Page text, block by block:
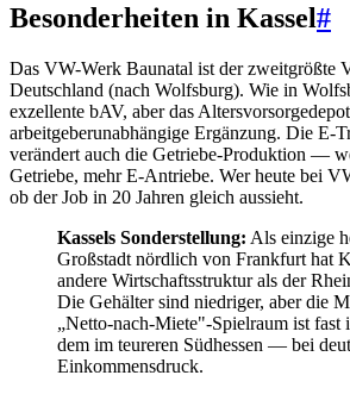
Besonderheiten in Kassel#
Das VW-Werk Baunatal ist der zweitgrößte
Deutschland (nach Wolfsburg). Wie in
exzellente bAV, aber das
arbeitgeberunabhängige Ergänzung. Die E-
verändert auch die Getriebe-Produktion —
Getriebe, mehr E-Antriebe. Wer heute bei
ob der Job in 20 Jahren gleich aussieht.
Kassels Sonderstellung: Als einzige
Großstadt nördlich von Frankfurt hat
andere Wirtschaftsstruktur als der
Die Gehälter sind niedriger, aber die
„Netto-nach-Miete"-Spielraum ist fast
dem im teureren Südhessen — bei
Einkommensdruck.